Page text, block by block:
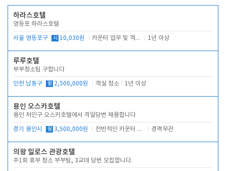
하라스호텔
영등포 하라스호텔
서울 영등포구 시 10,030원 카운터 업무 및 객실관리(청소상태 확인, 객실판매) 1년 이상
루루호텔
부부청소팀 구합니다
인천 남동구 월 2,500,000원 객실 청소 1년 이상
용인 오스카호텔
용인 처인구 오스카호텔에서 격일당번 채용합니다
경기 용인시 월 3,500,000원 전반적인 카운터 업무 경력무관
의왕 밀로스 관광호텔
주1회 휴무 청소 부부팀, 3교대 당번 모집합니다.